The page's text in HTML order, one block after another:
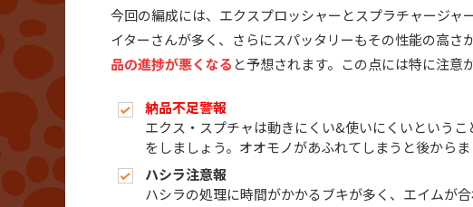
今回の編成には、エクスプロッシャーとスプラチャージ
イターさんが多く、さらにスパッタリーもその性能の高さ
品の進捗が悪くなる と予想されます。この点には特に注意
納品不足警報
エクス・スプチャは動きにくい&使いにくいという
をしましょう。オオモノがあふれてしまうと後から
ハシラ注意報
ハシラの処理に時間がかかるブキが多く、エイムが